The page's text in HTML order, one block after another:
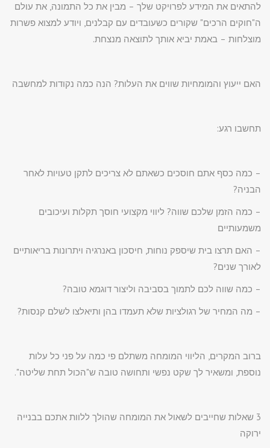
להתאים את המידע לפרויקט שלך – מבין את כל התמונה, את עולם
ה"חוקים הרכים" שקורים כשעובדים עם קבלנים, ויודע למצוא פשרות
מוצלחות – באמת יביא אותך לתוצאה מנצחת.
האם ייעוץ והמומחיות שווים את העלות? הנה כמה נקודות למחשבה
תחשבו רגע:
– כמה כסף אתם חוסכים כשאתם לא צריכים לתקן טעויות לאחר
הבניה?
– כמה הזמן שלכם שווה? ליווי מקצועי חוסך תקלות ועיכובים
משמעותיים
– האם תרצו בית שיספק נוחות, חיסכון באנרגיה ויתרונות בריאותיים
לאורך שנים?
– כמה שווה לכם לתמוך בסביבה וליצור דוגמא טובה?
– מה המחיר של רגולציות שלא תעמדו בהן ותיאלצו לשלם קנסות?
ברוב המקרים, הליווי המומחה משתלם פי כמה על פני כל עלות
נוספת, ומשאיר לך שקט נפשי ותחושה טובה ש"הכול תחת שליטה".
3 שאלות שחייבים לשאול את המומחה שהולך ללוות אתכם בבנייה
ירוקה